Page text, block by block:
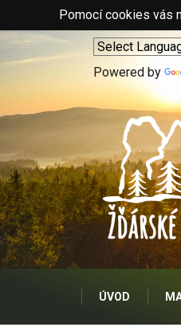
Pomocí cookies vás
Powered by
ÚVOD